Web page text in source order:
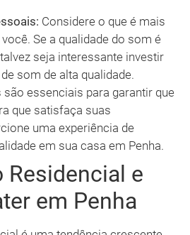
Considere o que é mais
Se a qualidade do som é
seja interessante investir
som de alta qualidade.
essenciais para garantir que
que satisfaça suas
uma experiência de
em sua casa em Penha.
Residencial e
em Penha